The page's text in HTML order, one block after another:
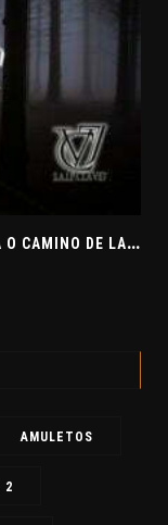
Y
O SATANISTA. CAMINO DE LA DERECHA O CAMINO DE LA IZQUIERDA. CLAVE7 NEWS
AMULETOS
2